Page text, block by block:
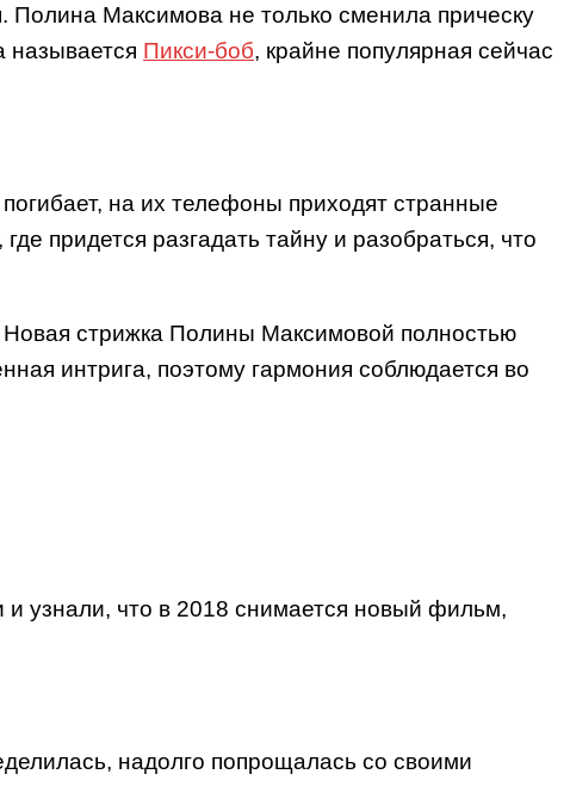
Максимова не только сменила прическу
называется Пикси-боб, крайне популярная сейчас
на их телефоны приходят странные
придется разгадать тайну и разобраться, что
Новая стрижка Полины Максимовой полностью
интрига, поэтому гармония соблюдается во
узнали, что в 2018 снимается новый фильм,
надолго попрощалась со своими